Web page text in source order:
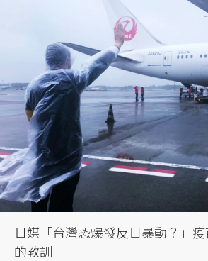
日媒「台灣恐爆發反日暴動？」
的教訓